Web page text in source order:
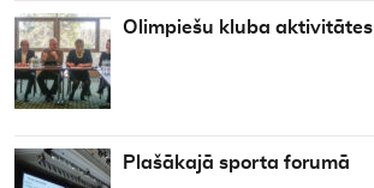
Olimpiešu kluba aktivitātes
Plašākajā sporta forumā